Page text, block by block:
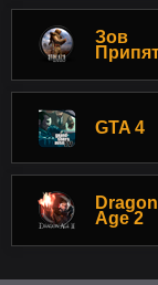
Зов
GTA 4
Dragon
Age 2